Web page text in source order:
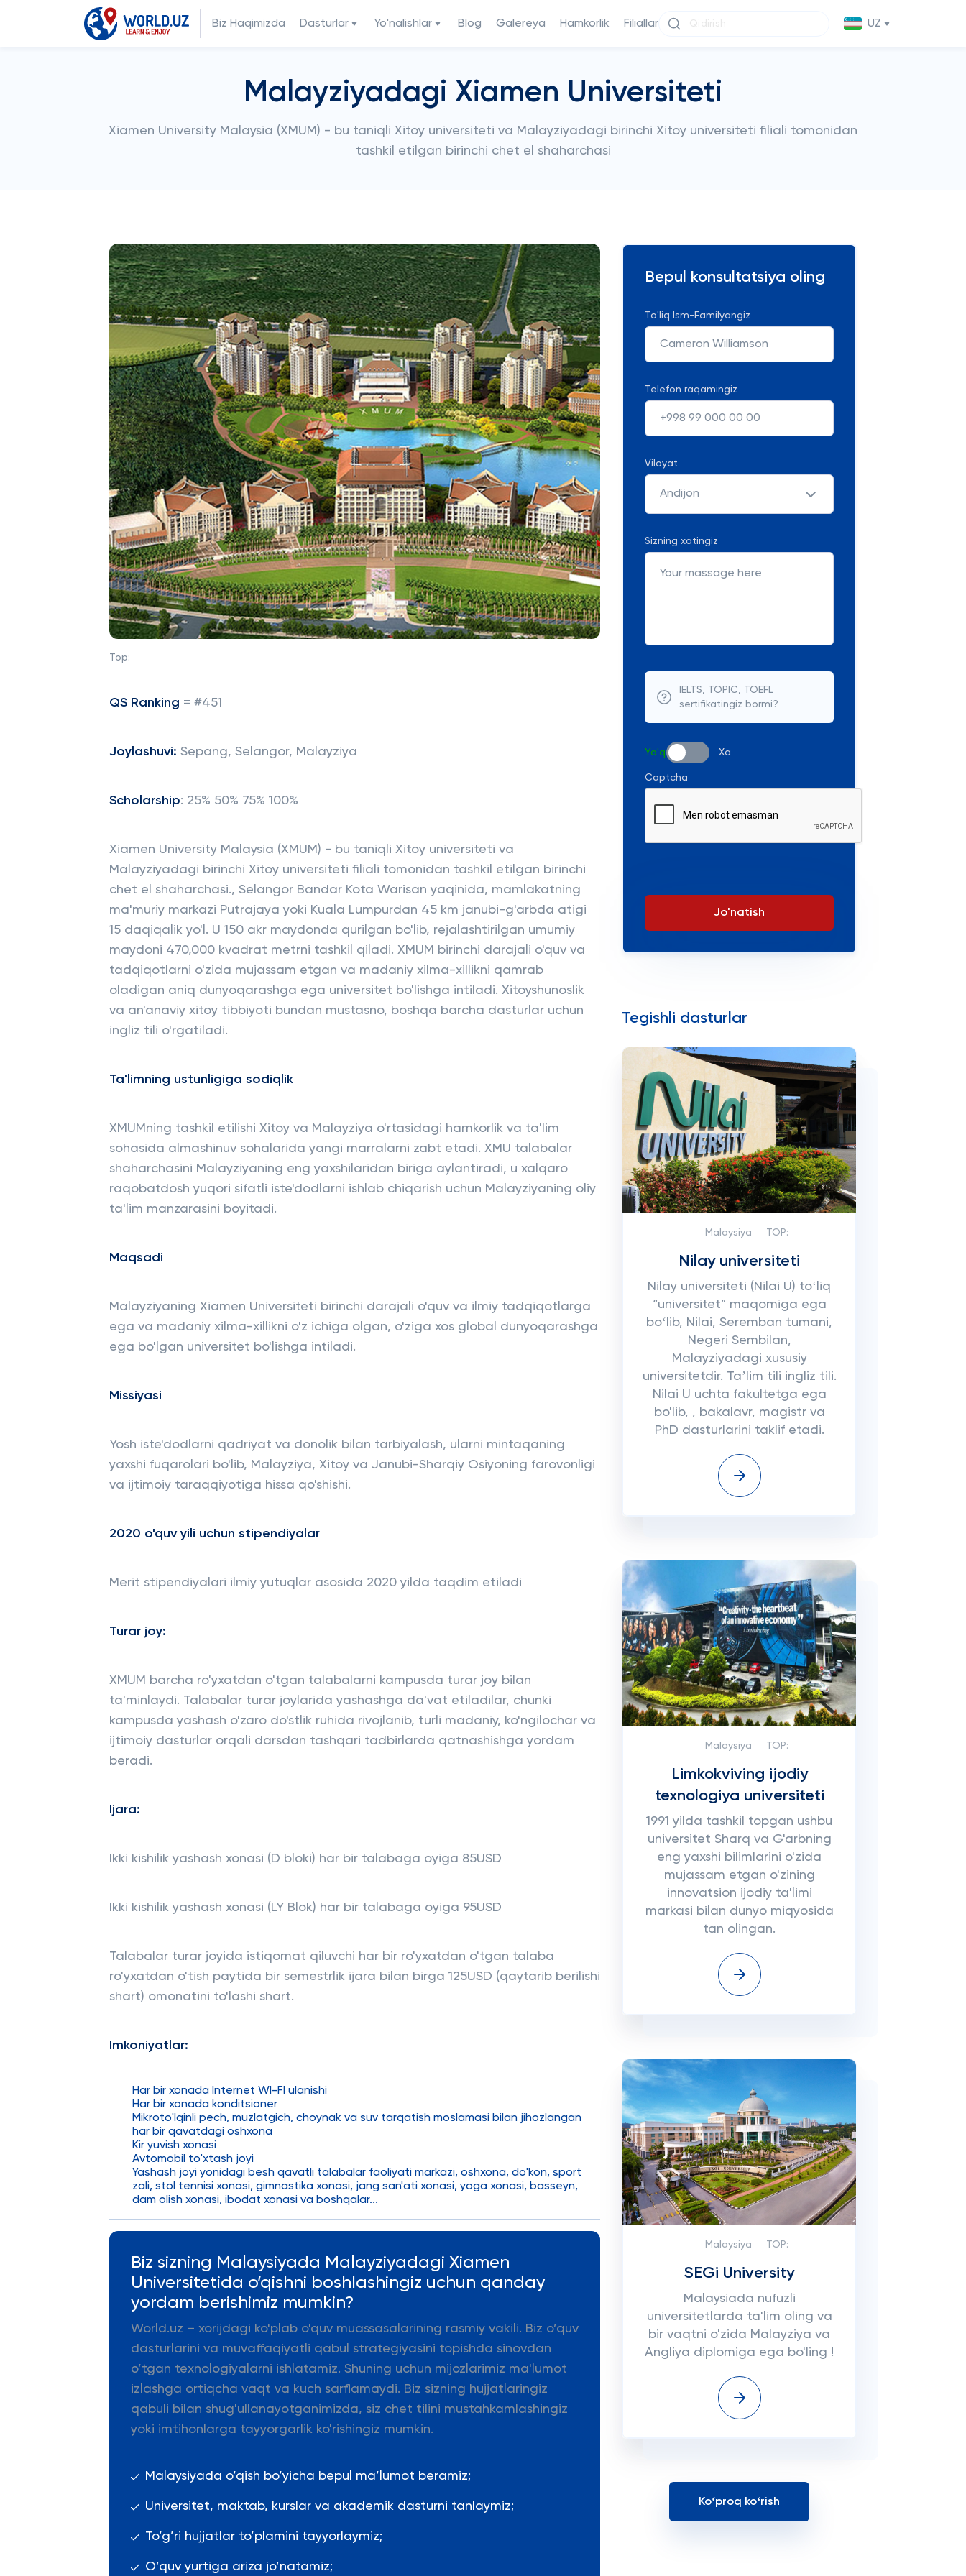
Biz Haqimizda Dasturlar Yo'nalishlar Blog Galereya Hamkorlik Filiallar UZ
Malayziyadagi Xiamen Universiteti
Xiamen University Malaysia (XMUM) - bu taniqli Xitoy universiteti va Malayziyadagi birinchi Xitoy universiteti filiali tomonidan
tashkil etilgan birinchi chet el shaharchasi
Top:
QS Ranking = #451
Joylashuvi: Sepang, Selangor, Malayziya
Scholarship: 25% 50% 75% 100%
Xiamen University Malaysia (XMUM) - bu taniqli Xitoy universiteti va
Malayziyadagi birinchi Xitoy universiteti filiali tomonidan tashkil etilgan birinchi
chet el shaharchasi., Selangor Bandar Kota Warisan yaqinida, mamlakatning
ma'muriy markazi Putrajaya yoki Kuala Lumpurdan 45 km janubi-g'arbda atigi
15 daqiqalik yo'l. U 150 akr maydonda qurilgan bo'lib, rejalashtirilgan umumiy
maydoni 470,000 kvadrat metrni tashkil qiladi. XMUM birinchi darajali o'quv va
tadqiqotlarni o'zida mujassam etgan va madaniy xilma-xillikni qamrab
oladigan aniq dunyoqarashga ega universitet bo'lishga intiladi. Xitoyshunoslik
va an'anaviy xitoy tibbiyoti bundan mustasno, boshqa barcha dasturlar uchun
ingliz tili o'rgatiladi.
Ta'limning ustunligiga sodiqlik
XMUMning tashkil etilishi Xitoy va Malayziya o'rtasidagi hamkorlik va ta'lim
sohasida almashinuv sohalarida yangi marralarni zabt etadi. XMU talabalar
shaharchasini Malayziyaning eng yaxshilaridan biriga aylantiradi, u xalqaro
raqobatdosh yuqori sifatli iste'dodlarni ishlab chiqarish uchun Malayziyaning oliy
ta'lim manzarasini boyitadi.
Maqsadi
Malayziyaning Xiamen Universiteti birinchi darajali o'quv va ilmiy tadqiqotlarga
ega va madaniy xilma-xillikni o'z ichiga olgan, o'ziga xos global dunyoqarashga
ega bo'lgan universitet bo'lishga intiladi.
Missiyasi
Yosh iste'dodlarni qadriyat va donolik bilan tarbiyalash, ularni mintaqaning
yaxshi fuqarolari bo'lib, Malayziya, Xitoy va Janubi-Sharqiy Osiyoning farovonligi
va ijtimoiy taraqqiyotiga hissa qo'shishi.
2020 o'quv yili uchun stipendiyalar
Merit stipendiyalari ilmiy yutuqlar asosida 2020 yilda taqdim etiladi
Turar joy:
XMUM barcha ro'yxatdan o'tgan talabalarni kampusda turar joy bilan
ta'minlaydi. Talabalar turar joylarida yashashga da'vat etiladilar, chunki
kampusda yashash o'zaro do'stlik ruhida rivojlanib, turli madaniy, ko'ngilochar va
ijtimoiy dasturlar orqali darsdan tashqari tadbirlarda qatnashishga yordam
beradi.
Ijara:
Ikki kishilik yashash xonasi (D bloki) har bir talabaga oyiga 85USD
Ikki kishilik yashash xonasi (LY Blok) har bir talabaga oyiga 95USD
Talabalar turar joyida istiqomat qiluvchi har bir ro'yxatdan o'tgan talaba
ro'yxatdan o'tish paytida bir semestrlik ijara bilan birga 125USD (qaytarib berilishi
shart) omonatini to'lashi shart.
Imkoniyatlar:
Har bir xonada Internet WI-FI ulanishi
Har bir xonada konditsioner
Mikroto'lqinli pech, muzlatgich, choynak va suv tarqatish moslamasi bilan jihozlangan
har bir qavatdagi oshxona
Kir yuvish xonasi
Avtomobil to'xtash joyi
Yashash joyi yonidagi besh qavatli talabalar faoliyati markazi, oshxona, do'kon, sport
zali, stol tennisi xonasi, gimnastika xonasi, jang san'ati xonasi, yoga xonasi, basseyn,
dam olish xonasi, ibodat xonasi va boshqalar...
Biz sizning Malaysiyada Malayziyadagi Xiamen
Universitetida o’qishni boshlashingiz uchun qanday
yordam berishimiz mumkin?
World.uz – xorijdagi ko'plab o'quv muassasalarining rasmiy vakili. Biz o’quv
dasturlarini va muvaffaqiyatli qabul strategiyasini topishda sinovdan
o’tgan texnologiyalarni ishlatamiz. Shuning uchun mijozlarimiz ma'lumot
izlashga ortiqcha vaqt va kuch sarflamaydi. Biz sizning hujjatlaringiz
qabuli bilan shug'ullanayotganimizda, siz chet tilini mustahkamlashingiz
yoki imtihonlarga tayyorgarlik ko'rishingiz mumkin.
Malaysiyada o’qish bo’yicha bepul ma’lumot beramiz;
Universitet, maktab, kurslar va akademik dasturni tanlaymiz;
To’g’ri hujjatlar to’plamini tayyorlaymiz;
O’quv yurtiga ariza jo’natamiz;
Bepul konsultatsiya oling
To'liq Ism-Familyangiz
Telefon raqamingiz
Viloyat
Andijon
Sizning xatingiz
IELTS, TOPIC, TOEFL
sertifikatingiz bormi?
Yo'q Xa
Captcha
Jo'natish
Tegishli dasturlar
Malaysiya TOP:
Nilay universiteti
Nilay universiteti (Nilai U) toʻliq
“universitet” maqomiga ega
boʻlib, Nilai, Seremban tumani,
Negeri Sembilan,
Malayziyadagi xususiy
universitetdir. Taʼlim tili ingliz tili.
Nilai U uchta fakultetga ega
bo'lib, , bakalavr, magistr va
PhD dasturlarini taklif etadi.
Malaysiya TOP:
Limkokviving ijodiy
texnologiya universiteti
1991 yilda tashkil topgan ushbu
universitet Sharq va G'arbning
eng yaxshi bilimlarini o'zida
mujassam etgan o'zining
innovatsion ijodiy ta'limi
markasi bilan dunyo miqyosida
tan olingan.
Malaysiya TOP:
SEGi University
Malaysiada nufuzli
universitetlarda ta'lim oling va
bir vaqtni o'zida Malayziya va
Angliya diplomiga ega bo'ling !
Koʻproq koʻrish